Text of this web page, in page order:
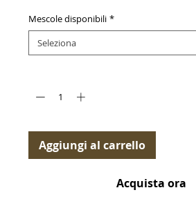
Mescole disponibili *
Seleziona
Aggiungi al carrello
Acquista ora